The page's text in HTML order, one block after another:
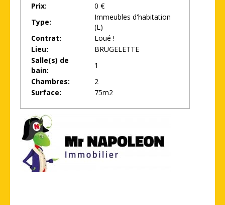
Prix:
0 €
Type:
Immeubles d'habitation
(L)
Contrat:
Loué !
Lieu:
BRUGELETTE
Salle(s) de
bain:
1
Chambres:
2
Surface:
75m2